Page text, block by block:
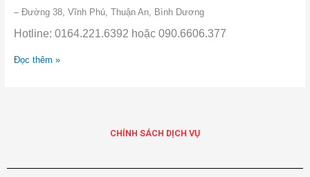
– Đường 38, Vĩnh Phú, Thuận An, Bình Dương
Hotline: 0164.221.6392 hoặc 090.6606.377
Đọc thêm »
CHÍNH SÁCH DỊCH VỤ